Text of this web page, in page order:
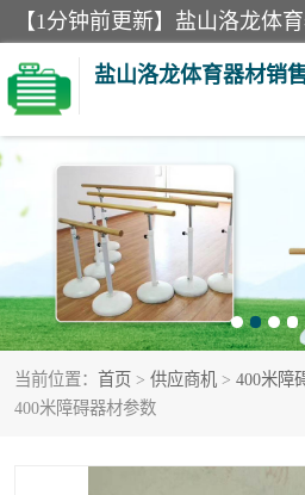
盐山洛龙体育器材销
当前位置： 首页 > 供应商机 > 400米障
400米障碍器材参数
单双杠
400米障碍器材
300米障碍器材
塑胶跑道